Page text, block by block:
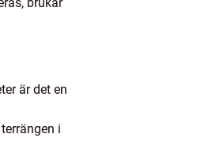
brukar
är det en
i